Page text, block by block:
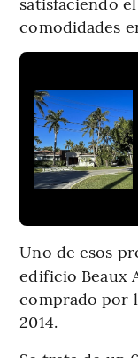
comodidades
Uno de esos
edificio Beaux
comprado por
2014.